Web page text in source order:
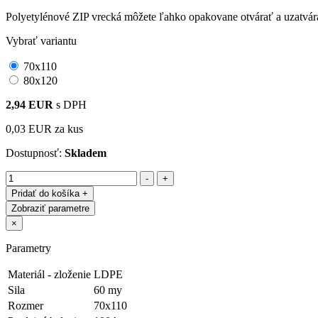
Polyetylénové ZIP vrecká môžete ľahko opakovane otvárať a
Vybrať variantu
70x110
80x120
2,94 EUR s DPH
0,03 EUR za kus
Dostupnosť: Skladem
Pridať do košíka +
Zobraziť parametre
×
Parametry
Materiál - zloženie LDPE
Sila
60 my
Rozmer
70x110